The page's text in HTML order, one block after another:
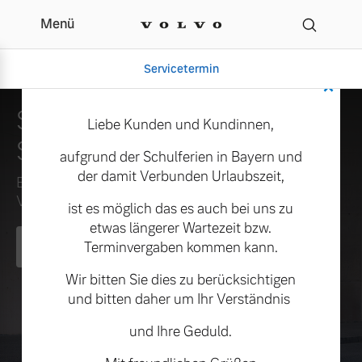
Ihr Volvo
Menü
Servicetermin
Aktuelle Zubehörangebote
Gebrauchtwagen
Über uns
Unser Team
×
Liebe Kunden und Kundinnen,
aufgrund der Schulferien in Bayern und
der damit Verbunden Urlaubszeit,
ist es möglich das es auch bei uns zu
etwas längerer Wartezeit bzw.
Terminvergaben kommen kann.
Wir bitten Sie dies zu berücksichtigen
und bitten daher um Ihr Verständnis
und Ihre Geduld.
Sicherheit ist nicht das Ziel.
Sie ist der Anfang.
Erfahren Sie, warum für uns jedes Modell mit
Verantwortung beginnt.
Mehr erfahren